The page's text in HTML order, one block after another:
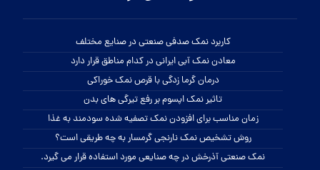
شماره تماس:
09120437535
واتساپ:
کلیک کنید